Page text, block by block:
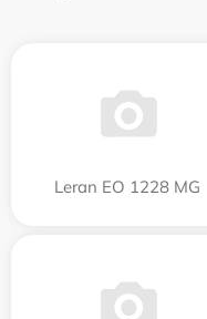
Leran EO 1228 MG